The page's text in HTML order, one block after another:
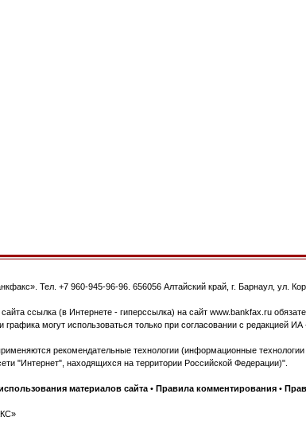
. Тел. +7 960-945-96-96 656056 Алтайский край, г. Барнаул ул.
ссылка (в Интернете - гиперссылка) на сайт www.bankfax.ru
могут использоваться только при согласовании с редакцией ИА
рекомендательные технологии (информационные
"Интернет", находящихся на территории Российской Федерации)".
материалов сайта • Правила комментирования •